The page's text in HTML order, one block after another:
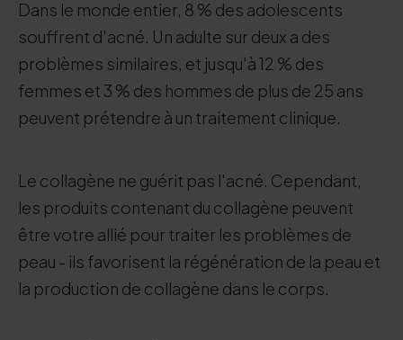
Dans le monde entier, 8 % des adolescents
souffrent d'acné. Un adulte sur deux a des
problèmes similaires, et jusqu'à 12 % des
femmes et 3 % des hommes de plus de 25 ans
peuvent prétendre à un traitement clinique.
Le collagène ne guérit pas l'acné. Cependant,
les produits contenant du collagène peuvent
être votre allié pour traiter les problèmes de
peau - ils favorisent la régénération de la peau et
la production de collagène dans le corps.